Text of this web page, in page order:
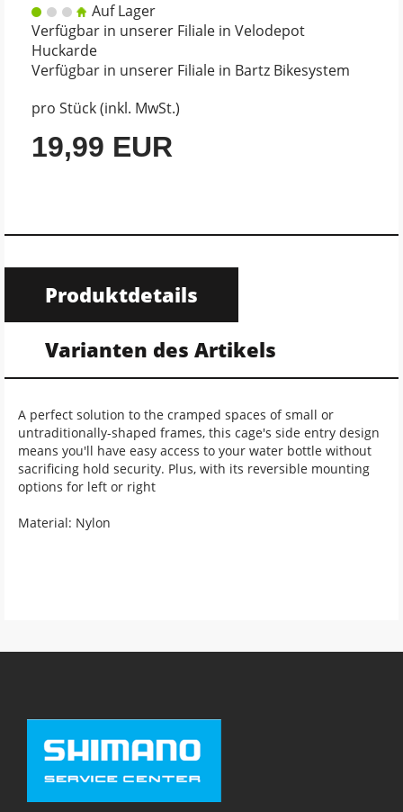
Auf Lager
Verfügbar in unserer Filiale in Velodepot
Huckarde
Verfügbar in unserer Filiale in Bartz Bikesystem
pro Stück (inkl. MwSt.)
19,99 EUR
Produktdetails
Varianten des Artikels
A perfect solution to the cramped spaces of small or
untraditionally-shaped frames, this cage's side entry design
means you'll have easy access to your water bottle without
sacrificing hold security. Plus, with its reversible mounting
options for left or right
Material: Nylon